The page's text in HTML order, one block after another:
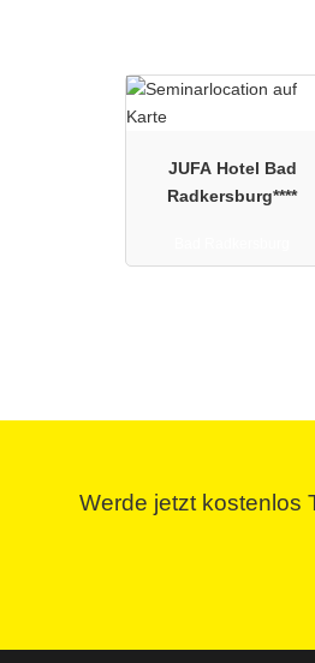
JUFA Hotel Bad
Radkersburg****
Werde jetzt kostenlos